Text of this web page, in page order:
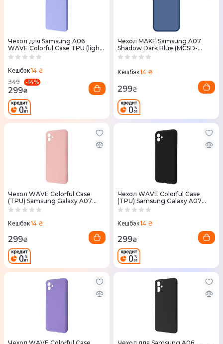
Чехол для Samsung A06
WAVE Colorful Case TPU (light
purple)
Кешбэк14 ₴
349
-14%
299₴
Чехол MAKE Samsung A07
Shadow Dark Blue (MCSD-
SA07BL)
Кешбэк14 ₴
299₴
Чехол WAVE Colorful Case
(TPU) Samsung Galaxy A07
(pink sand)
Кешбэк14 ₴
299₴
Чехол WAVE Colorful Case
(TPU) Samsung Galaxy A07
(black)
Кешбэк14 ₴
299₴